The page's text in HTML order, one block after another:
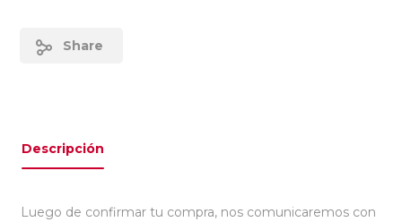
Share
Descripción
Luego de confirmar tu compra, nos comunicaremos con